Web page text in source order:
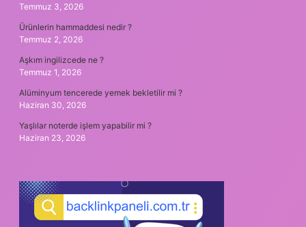
Temmuz 3, 2026
Ürünlerin hammaddesi nedir ?
Temmuz 2, 2026
Aşkım ingilizcede ne ?
Temmuz 1, 2026
Alüminyum tencerede yemek bekletilir mi ?
Haziran 30, 2026
Yaşlılar noterde işlem yapabilir mi ?
Haziran 23, 2026